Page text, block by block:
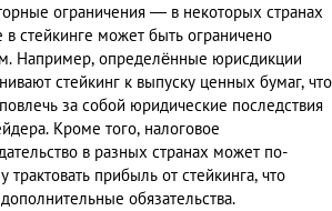
ограничения — в некоторых странах
в стейкинге может быть ограничено
Например, определённые юрисдикции
стейкинг к выпуску ценных бумаг, что
за собой юридические последствия
Кроме того, налоговое
в разных странах может по-
трактовать прибыль от стейкинга, что
обязательства.